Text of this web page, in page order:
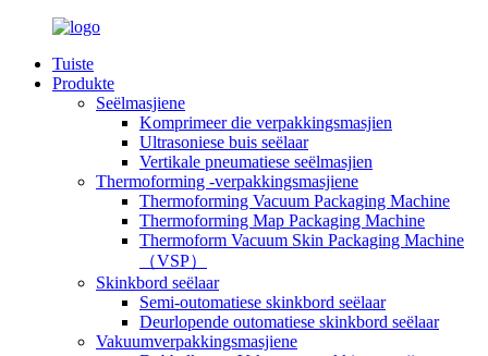
Tuiste
Produkte
Seëlmasjiene
Komprimeer die verpakkingsmasjien
Ultrasoniese buis seëlaar
Vertikale pneumatiese seëlmasjien
Thermoforming -verpakkingsmasjiene
Thermoforming Vacuum Packaging Machine
Thermoforming Map Packaging Machine
Thermoform Vacuum Skin Packaging Machine
（VSP）
Skinkbord seëlaar
Semi-outomatiese skinkbord seëlaar
Deurlopende outomatiese skinkbord seëlaar
Vakuumverpakkingsmasjiene